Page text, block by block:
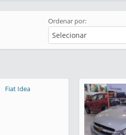
Ordenar por:
Selecionar